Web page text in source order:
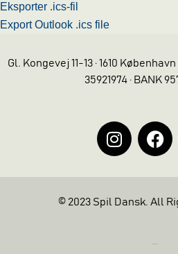
Eksporter .ics-fil
Export Outlook .ics file
Gl. Kongevej 11-13 · 1610
35921974 · BANK
© 2023 Spil Dansk. All